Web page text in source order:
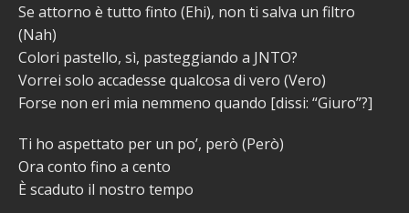
Se attorno è tutto finto (Ehi), non ti salva un filtro
(Nah)
Colori pastello, sì, pasteggiando a JNTO?
Vorrei solo accadesse qualcosa di vero (Vero)
Forse non eri mia nemmeno quando [dissi: “Giuro”?]
Ti ho aspettato per un po’, però (Però)
Ora conto fino a cento
È scaduto il nostro tempo